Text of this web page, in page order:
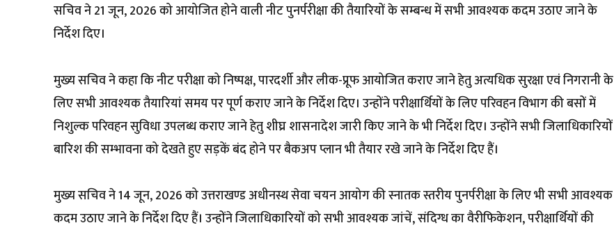
सचिव ने 21 जून, 2026 को आयोजित होने वाली नीट पुनर्परीक्षा की तैयारियों के सम्बन्ध में सभी आवश्यक कदम उठाए जाने के
निर्देश दिए।
मुख्य सचिव ने कहा कि नीट परीक्षा को निष्पक्ष, पारदर्शी और लीक-प्रूफ आयोजित कराए जाने हेतु अत्यधिक सुरक्षा एवं निगरानी के
लिए सभी आवश्यक तैयारियां समय पर पूर्ण कराए जाने के निर्देश दिए। उन्होंने परीक्षार्थियों के लिए परिवहन विभाग की बसों में
निशुल्क परिवहन सुविधा उपलब्ध कराए जाने हेतु शीघ्र शासनादेश जारी किए जाने के भी निर्देश दिए। उन्होंने सभी जिलाधिकारियों
बारिश की सम्भावना को देखते हुए सड़कें बंद होने पर बैकअप प्लान भी तैयार रखे जाने के निर्देश दिए हैं।
मुख्य सचिव ने 14 जून, 2026 को उत्तराखण्ड अधीनस्थ सेवा चयन आयोग की स्नातक स्तरीय पुनर्परीक्षा के लिए भी सभी आवश्यक
कदम उठाए जाने के निर्देश दिए हैं। उन्होंने जिलाधिकारियों को सभी आवश्यक जांचें, संदिग्ध का वैरीफिकेशन, परीक्षार्थियों की